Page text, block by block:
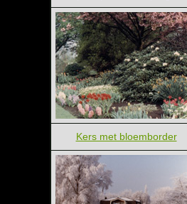
Kers met bloemborder